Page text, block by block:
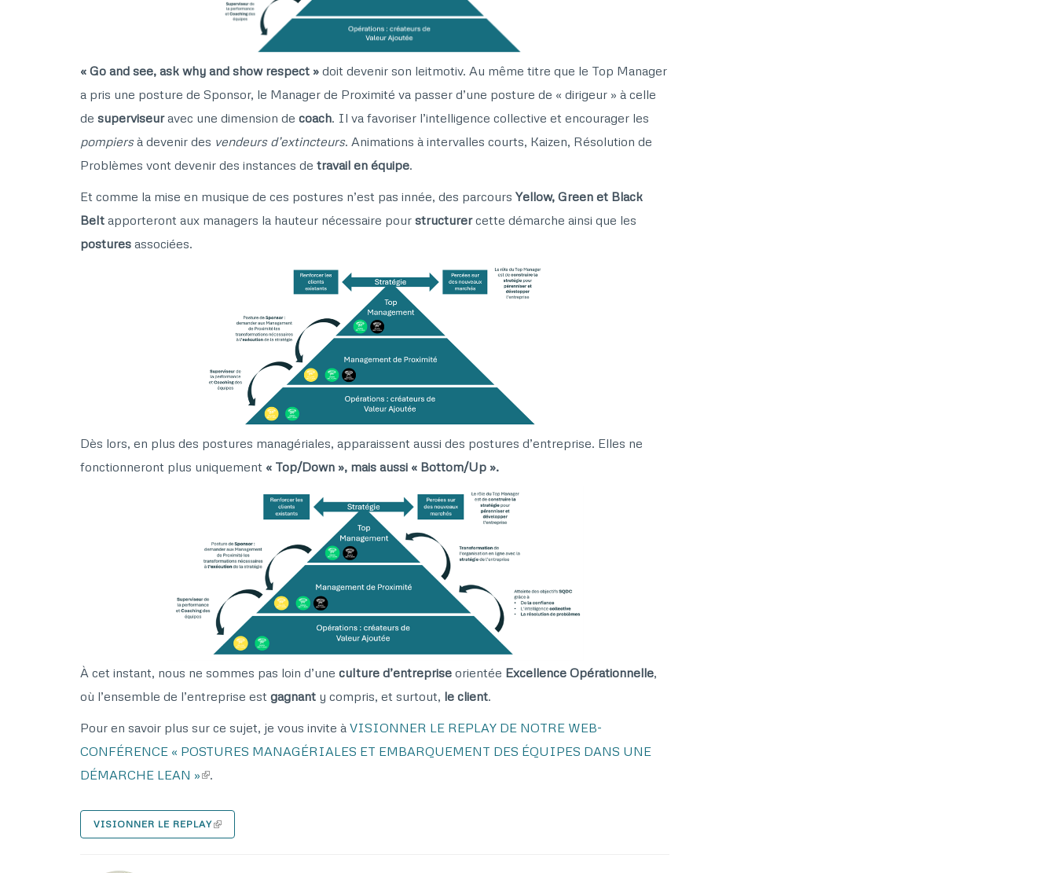
« Go and see, ask why and show respect » doit devenir son leitmotiv. Au même titre que le Top Manager
a pris une posture de Sponsor, le Manager de Proximité va passer d’une posture de « dirigeur » à celle
de superviseuravec une dimension de coach. Il va favoriser l’intelligence collective et encourager les
pompiersà devenir des vendeurs d’extincteurs. Animations à intervalles courts, Kaizen, Résolution de
Problèmes vont devenir des instances de travail en équipe.
Et comme la mise en musique de ces postures n’est pas innée, des parcours Yellow, Green et Black
Belt apporteront aux managers la hauteur nécessaire pour structurercette démarche ainsi que les
postures associées.
Dès lors, en plus des postures managériales, apparaissent aussi des postures d’entreprise. Elles ne
fonctionneront plus uniquement « Top/Down », mais aussi « Bottom/Up ».
À cet instant, nous ne sommes pas loin d’une culture d’entreprise orientée Excellence Opérationnelle,
où l’ensemble de l’entreprise est gagnant y compris, et surtout, le client.
Pour en savoir plus sur ce sujet, je vous invite à VISIONNER LE REPLAY DE NOTRE WEB-
CONFÉRENCE « POSTURES MANAGÉRIALES ET EMBARQUEMENT DES ÉQUIPES DANS UNE
DÉMARCHE LEAN »
.
VISIONNER LE REPLAY